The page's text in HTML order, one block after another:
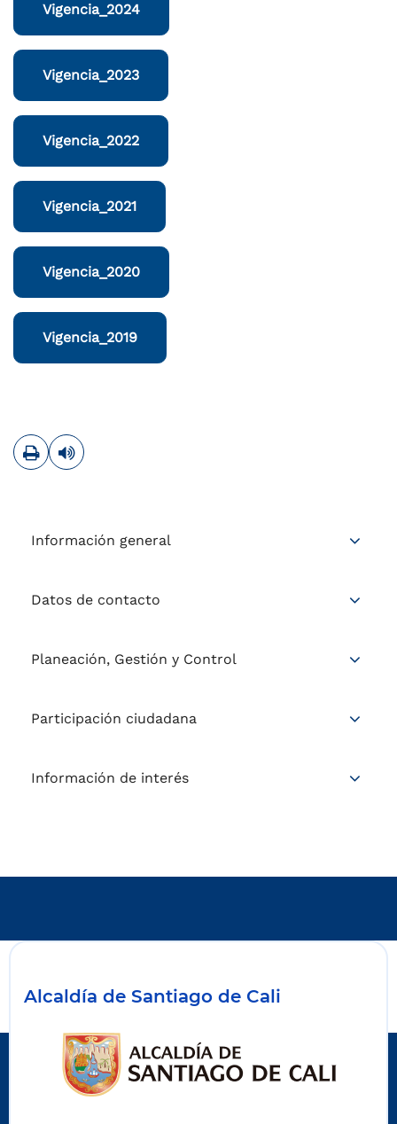
Vigencia_2024
Vigencia_2023
Vigencia_2022
Vigencia_2021
Vigencia_2020
Vigencia_2019
ImprimirLeer contenido
Información general
Datos de contacto
Planeación, Gestión y Control
Participación ciudadana
Información de interés
Alcaldía de Santiago de Cali